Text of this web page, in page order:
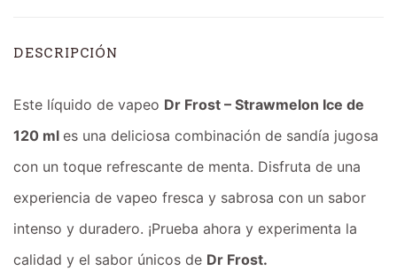
DESCRIPCIÓN
Este líquido de vapeo Dr Frost – Strawmelon Ice de
120 ml es una deliciosa combinación de sandía jugosa
con un toque refrescante de menta. Disfruta de una
experiencia de vapeo fresca y sabrosa con un sabor
intenso y duradero. ¡Prueba ahora y experimenta la
calidad y el sabor únicos de Dr Frost.